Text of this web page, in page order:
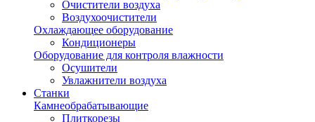
Очистители воздуха
Воздухоочистители
Охлаждающее оборудование
Кондиционеры
Оборудование для контроля влажности
Осушители
Увлажнители воздуха
Станки
Камнеобрабатывающие
Плиткорезы